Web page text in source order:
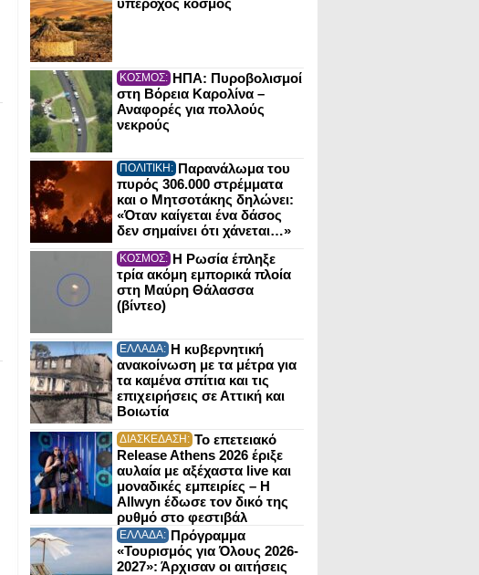
υπέροχος κόσμος
ΚΟΣΜΟΣ: ΗΠΑ: Πυροβολισμοί
στη Βόρεια Καρολίνα –
Αναφορές για πολλούς
νεκρούς
ΠΟΛΙΤΙΚΗ: Παρανάλωμα του
πυρός 306.000 στρέμματα
και ο Μητσοτάκης δηλώνει:
«Όταν καίγεται ένα δάσος
δεν σημαίνει ότι χάνεται…»
ΚΟΣΜΟΣ: Η Ρωσία έπληξε
τρία ακόμη εμπορικά πλοία
στη Μαύρη Θάλασσα
(βίντεο)
ΕΛΛΑΔΑ: Η κυβερνητική
ανακοίνωση με τα μέτρα για
τα καμένα σπίτια και τις
επιχειρήσεις σε Αττική και
Βοιωτία
ΔΙΑΣΚΕΔΑΣΗ: Το επετειακό
Release Athens 2026 έριξε
αυλαία με αξέχαστα live και
μοναδικές εμπειρίες – Η
Allwyn έδωσε τον δικό της
ρυθμό στο φεστιβάλ
ΕΛΛΑΔΑ: Πρόγραμμα
«Τουρισμός για Όλους 2026-
2027»: Άρχισαν οι αιτήσεις